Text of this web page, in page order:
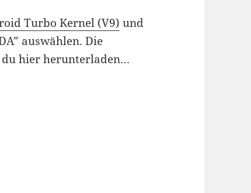
Turbo Kernel (V9) und
auswählen. Die
du hier herunterladen…